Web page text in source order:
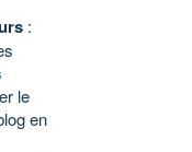
:
le
en